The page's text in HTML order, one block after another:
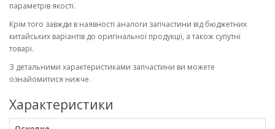
параметрів якості.
Крім того завжди в наявності аналоги запчастини від бюджетних
китайських варіантів до оригінальної продукції, а також супутні
товарі.
З детальними характеристиками запчастини ви можете
ознайомитися нижче.
Характеристики